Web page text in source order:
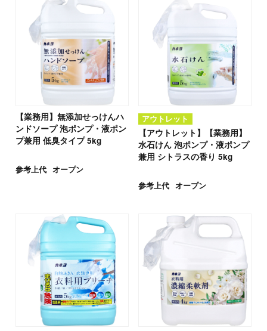
【業務用】無添加せっけんハ
ンドソープ 泡ポンプ・液ポン
プ兼用 低臭タイプ 5kg
参考上代 オープン
アウトレット
【アウトレット】【業務用】
水石けん 泡ポンプ・液ポンプ
兼用 シトラスの香り 5kg
参考上代 オープン